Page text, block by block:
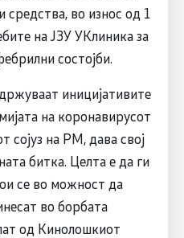
во износ од 1
на ЈЗУ УКлиника за
состојби.
иницијативите
на коронавирусот
сојуз на РМ, дава свој
битка. Целта е да ги
се во можност да
во борбата
од Кинолошкиот